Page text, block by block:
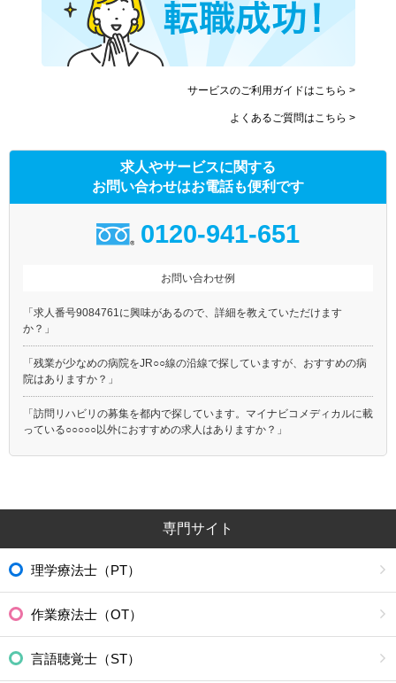
サービスのご利用ガイドはこちら >
よくあるご質問はこちら >
求人やサービスに関する
お問い合わせはお電話も便利です
0120-941-651
お問い合わせ例
「求人番号9084761に興味があるので、詳細を教えていただけます
か？」
「残業が少なめの病院をJR○○線の沿線で探していますが、おすすめの病
院はありますか？」
「訪問リハビリの募集を都内で探しています。マイナビコメディカルに載
っている○○○○○以外におすすめの求人はありますか？」
専門サイト
理学療法士（PT）
作業療法士（OT）
言語聴覚士（ST）